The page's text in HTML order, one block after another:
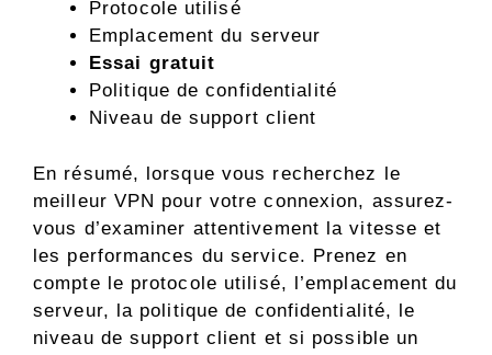
Protocole utilisé
Emplacement du serveur
Essai gratuit
Politique de confidentialité
Niveau de support client
En résumé, lorsque vous recherchez le
meilleur VPN pour votre connexion, assurez-
vous d’examiner attentivement la vitesse et
les performances du service. Prenez en
compte le protocole utilisé, l’emplacement du
serveur, la politique de confidentialité, le
niveau de support client et si possible un